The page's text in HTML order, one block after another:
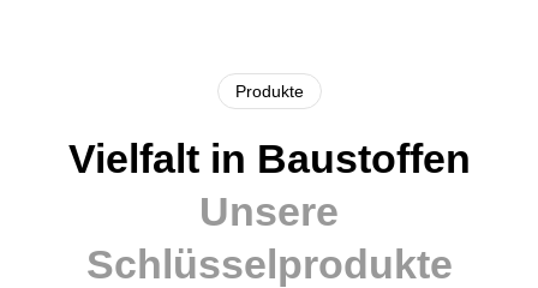
Produkte
Vielfalt in Baustoffen
Unsere
Schlüsselprodukte